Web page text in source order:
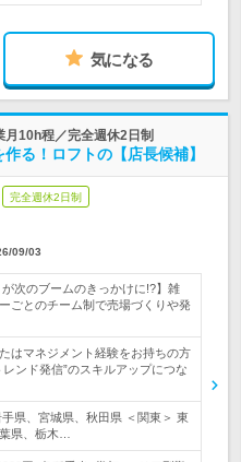
気になる
10h程／完全週休2日制
る！ロフトの【店長候補】
完全週休2日制
09/03
が次のブームのきっかけに!?】雑
ごとのチーム制で売場づくりや発
はマネジメント経験をお持ちの方
ンド発信”のスキルアップにつな
県、宮城県、秋田県 ＜関東＞ 東
県、栃木…